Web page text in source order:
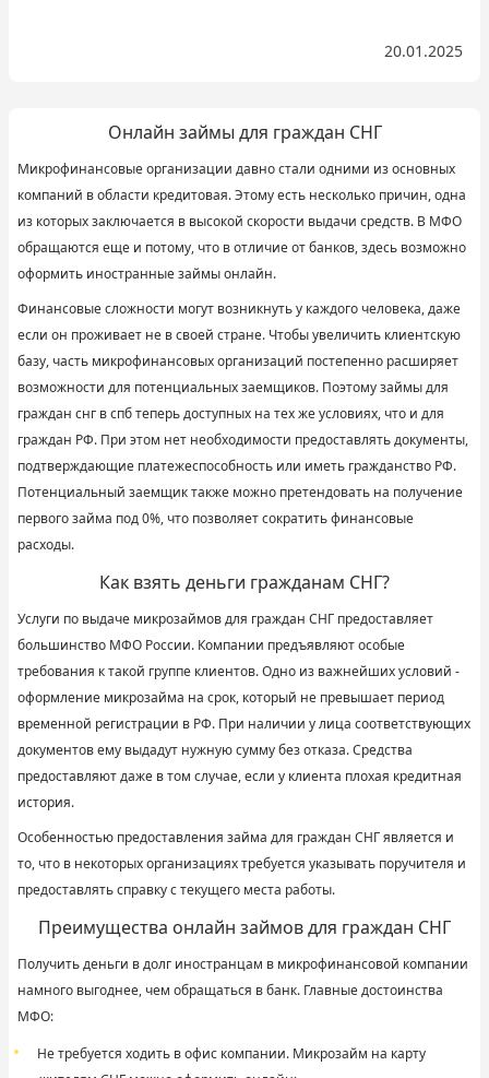
20.01.2025
Онлайн займы для граждан СНГ
Микрофинансовые организации давно стали одними из основных
компаний в области кредитовая. Этому есть несколько причин, одна
из которых заключается в высокой скорости выдачи средств. В МФО
обращаются еще и потому, что в отличие от банков, здесь возможно
оформить иностранные займы онлайн.
Финансовые сложности могут возникнуть у каждого человека, даже
если он проживает не в своей стране. Чтобы увеличить клиентскую
базу, часть микрофинансовых организаций постепенно расширяет
возможности для потенциальных заемщиков. Поэтому займы для
граждан снг в спб теперь доступных на тех же условиях, что и для
граждан РФ. При этом нет необходимости предоставлять документы,
подтверждающие платежеспособность или иметь гражданство РФ.
Потенциальный заемщик также можно претендовать на получение
первого займа под 0%, что позволяет сократить финансовые
расходы.
Как взять деньги гражданам СНГ?
Услуги по выдаче микрозаймов для граждан СНГ предоставляет
большинство МФО России. Компании предъявляют особые
требования к такой группе клиентов. Одно из важнейших условий -
оформление микрозайма на срок, который не превышает период
временной регистрации в РФ. При наличии у лица соответствующих
документов ему выдадут нужную сумму без отказа. Средства
предоставляют даже в том случае, если у клиента плохая кредитная
история.
Особенностью предоставления займа для граждан СНГ является и
то, что в некоторых организациях требуется указывать поручителя и
предоставлять справку с текущего места работы.
Преимущества онлайн займов для граждан СНГ
Получить деньги в долг иностранцам в микрофинансовой компании
намного выгоднее, чем обращаться в банк. Главные достоинства
МФО:
Не требуется ходить в офис компании. Микрозайм на карту